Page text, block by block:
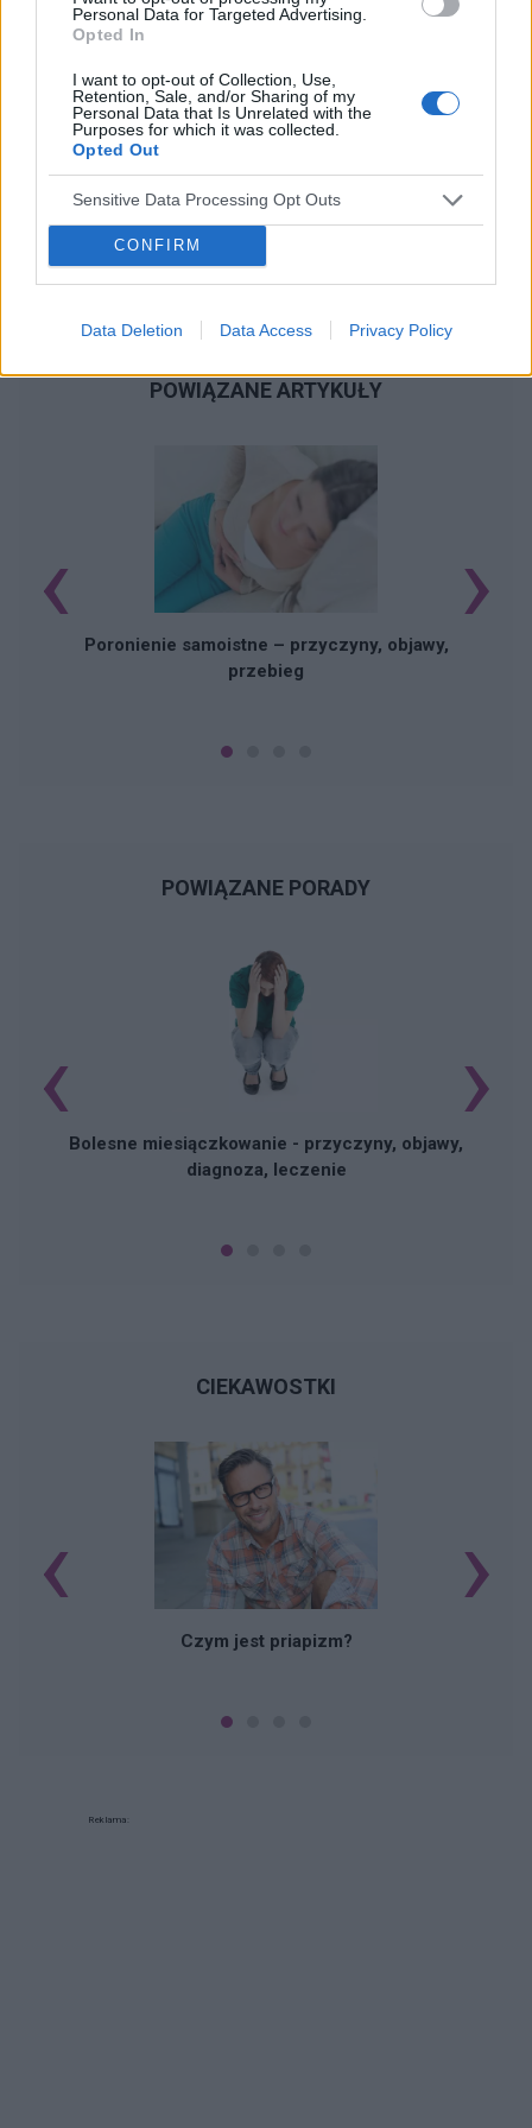
Personal Data for Targeted Advertising.
Opted In
I want to opt-out of Collection, Use,
Retention, Sale, and/or Sharing of my
Personal Data that Is Unrelated with the
Purposes for which it was collected.
Opted Out
Sensitive Data Processing Opt Outs
CONFIRM
Data Deletion Data Access Privacy Policy
POWIĄZANE ARTYKUŁY
Poronienie samoistne – przyczyny, objawy,
przebieg
‹ ›
POWIĄZANE PORADY
Bolesne miesiączkowanie - przyczyny, objawy,
diagnoza, leczenie
‹ ›
CIEKAWOSTKI
Czym jest priapizm?
‹ ›
Reklama: